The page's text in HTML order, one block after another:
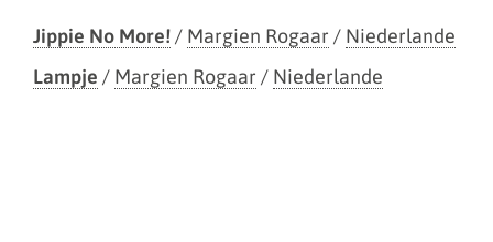
Jippie No More!/ Margien Rogaar / Niederlande
Lampje / Margien Rogaar / Niederlande